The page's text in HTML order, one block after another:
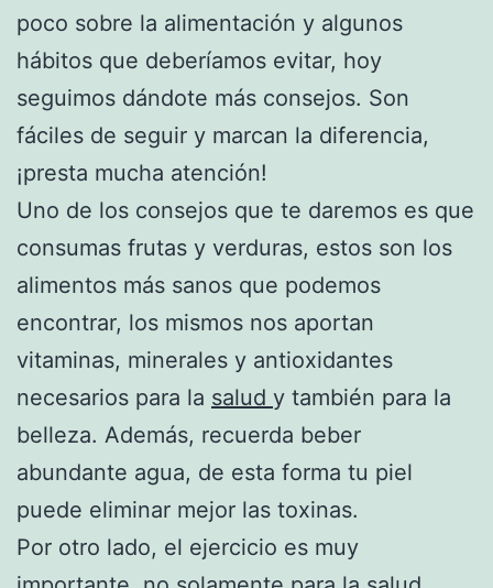
poco sobre la alimentación y algunos
hábitos que deberíamos evitar, hoy
seguimos dándote más consejos. Son
fáciles de seguir y marcan la diferencia,
¡presta mucha atención!
Uno de los consejos que te daremos es que
consumas frutas y verduras, estos son los
alimentos más sanos que podemos
encontrar, los mismos nos aportan
vitaminas, minerales y antioxidantes
necesarios para la salud y también para la
belleza. Además, recuerda beber
abundante agua, de esta forma tu piel
puede eliminar mejor las toxinas.
Por otro lado, el ejercicio es muy